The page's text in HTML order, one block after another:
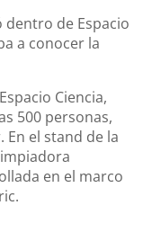
dentro de Espacio
a conocer la
Ciencia,
500 personas,
el stand de la
en el marco